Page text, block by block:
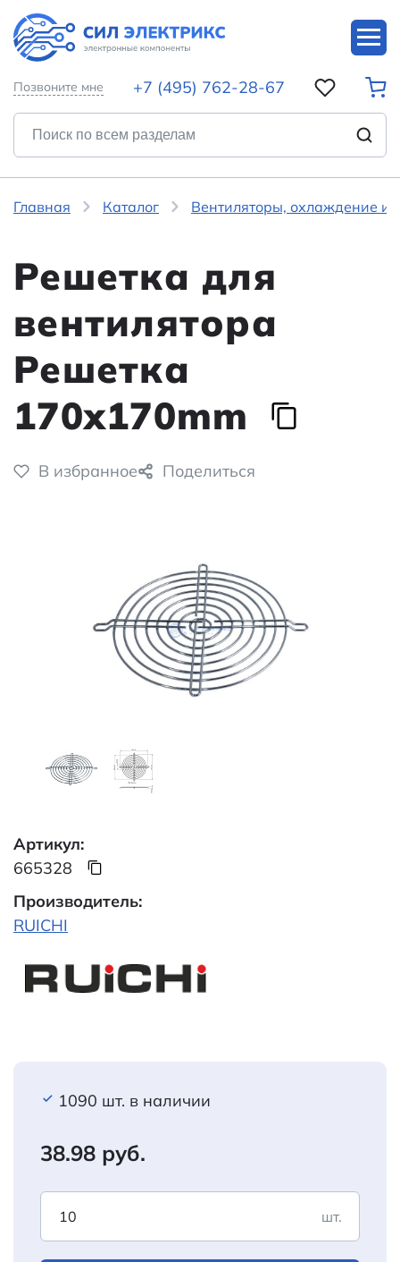
Позвоните мне +7 (495) 762-28-67
Главная Каталог Вентиляторы, охлаждение и
Решетка для
вентилятора
Решетка
170x170mm
В избранное Поделиться
Артикул:
665328
Производитель:
RUICHI
1090 шт. в наличии
38.98 руб.
шт.